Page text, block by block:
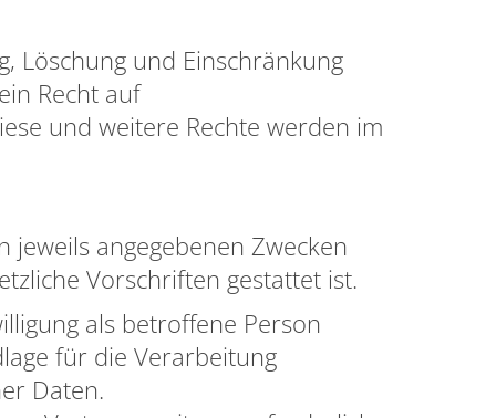
Löschung und Einschränkung
Recht auf
und weitere Rechte werden im
angegebenen Zwecken
Vorschriften gestattet ist.
als betroffene Person
für die Verarbeitung
Daten.